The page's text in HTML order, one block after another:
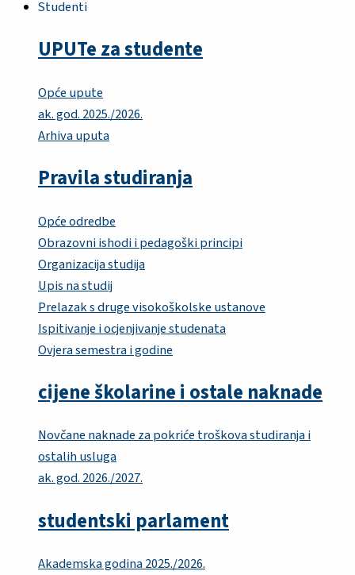
Studenti
UPUTe za studente
Opće upute
ak. god. 2025./2026.
Arhiva uputa
Pravila studiranja
Opće odredbe
Obrazovni ishodi i pedagoški principi
Organizacija studija
Upis na studij
Prelazak s druge visokoškolske ustanove
Ispitivanje i ocjenjivanje studenata
Ovjera semestra i godine
cijene školarine i ostale naknade
Novčane naknade za pokriće troškova studiranja i
ostalih usluga
ak. god. 2026./2027.
studentski parlament
Akademska godina 2025./2026.